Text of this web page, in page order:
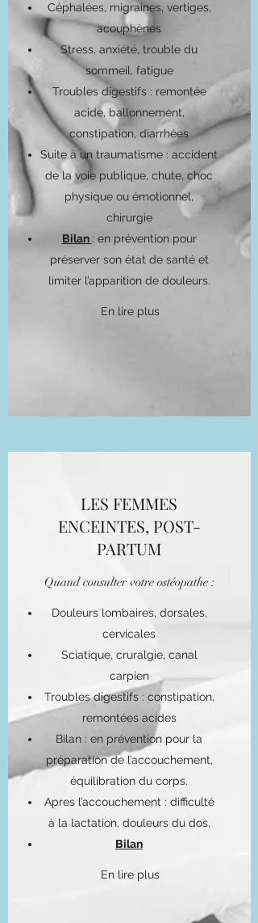
Céphalées, migraines, vertiges,
acouphènes
Stress, anxiété, trouble du
sommeil, fatigue
Troubles digestifs : remontée
acide, ballonnement,
constipation, diarrhées
Suite à un traumatisme : accident
de la voie publique, chute, choc
physique ou émotionnel,
chirurgie
Bilan : en prévention pour
préserver son état de santé et
limiter l’apparition de douleurs.
En lire plus
LES FEMMES
ENCEINTES, POST-
PARTUM
Quand consulter votre ostéopathe :
Douleurs lombaires, dorsales,
cervicales
Sciatique, cruralgie, canal
carpien
Troubles digestifs : constipation,
remontées acides
Bilan : en prévention pour la
préparation de l’accouchement,
équilibration du corps.
Apres l’accouchement : difficulté
à la lactation, douleurs du dos,
Bilan
En lire plus